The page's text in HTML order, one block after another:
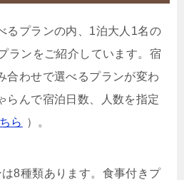
るプランの内、1泊大人1名の
ランをご紹介しています。宿
合わせで選べるプランが変わ
らんで宿泊日数、人数を指定
ら ）。
8種類あります。食事付きプ